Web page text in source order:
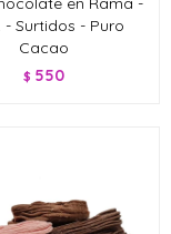
- Surtidos - Puro
Cacao
$ 550